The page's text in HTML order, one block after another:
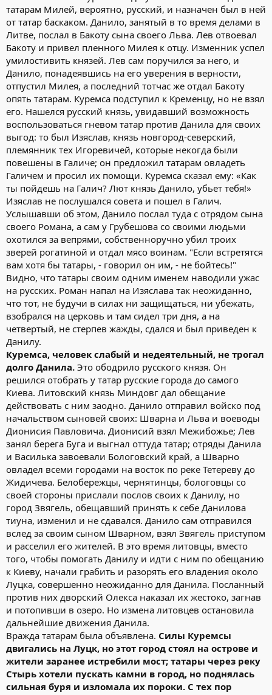
татарам Милей, вероятно, русский, и назначен был в ней
от татар баскаком. Данило, занятый в то время делами в
Литве, послал в Бакоту сына своего Льва. Лев отвоевал
Бакоту и привел пленного Милея к отцу. Изменник успел
умилостивить князей. Лев сам поручился за него, и
Данило, понадеявшись на его уверения в верности,
отпустил Милея, а последний тотчас же отдал Бакоту
опять татарам. Куремса подступил к Кременцу, но не взял
его. Нашелся русский князь, увидавший возможность
воспользоваться гневом татар против Данила для своих
выгод: то был Изяслав, князь новгород-северский,
племянник тех Игоревичей, которые некогда были
повешены в Галиче; он предложил татарам овладеть
Галичем и просил их помощи. Куремса сказал ему: «Как
ты пойдешь на Галич? Лют князь Данило, убьет тебя!»
Изяслав не послушался совета и пошел в Галич.
Услышавши об этом, Данило послал туда с отрядом сына
своего Романа, а сам у Грубешова со своими людьми
охотился за вепрями, собственноручно убил троих
зверей рогатиной и отдал мясо воинам. "Если встретятся
вам хотя бы татары, - говорил он им, - не бойтесь!"
Видно, что татары своим одним именем наводили ужас
на русских. Роман напал на Изяслава так неожиданно,
что тот, не будучи в силах ни защищаться, ни убежать,
взобрался на церковь и там сидел три дня, а на
четвертый, не стерпев жажды, сдался и был приведен к
Данилу.
Куремса, человек слабый и недеятельный, не трогал
долго Данила. Это ободрило русского князя. Он
решился отобрать у татар русские города до самого
Киева. Литовский князь Миндовг дал обещание
действовать с ним заодно. Данило отправил войско под
начальством сыновей своих: Шварна и Льва и воеводы
Дионисия Павловича. Дионисий взял Межибожье; Лев
занял берега Буга и выгнал оттуда татар; отряды Данила
и Василька завоевали Бологовский край, а Шварно
овладел всеми городами на восток по реке Тетереву до
Жидичева. Белобережцы, чернятинцы, бологовцы со
своей стороны прислали послов своих к Данилу, но
город Звягель, обещавший принять к себе Данилова
тиуна, изменил и не сдавался. Данило сам отправился
вслед за своим сыном Шварном, взял Звягель приступом
и расселил его жителей. В это время литовцы, вместо
того, чтобы помогать Данилу и идти с ним по обещанию
к Киеву, начали грабить и разорять его владения около
Луцка, совершенно неожиданно для Данила. Посланный
против них дворский Олекса наказал их жестоко, загнав
и потопивши в озеро. Но измена литовцев остановила
дальнейшие движения Данила.
Вражда татарам была объявлена. Силы Куремсы
двигались на Луцк, но этот город стоял на острове и
жители заранее истребили мост; татары через реку
Стырь хотели пускать камни в город, но поднялась
сильная буря и изломала их пороки. С тех пор